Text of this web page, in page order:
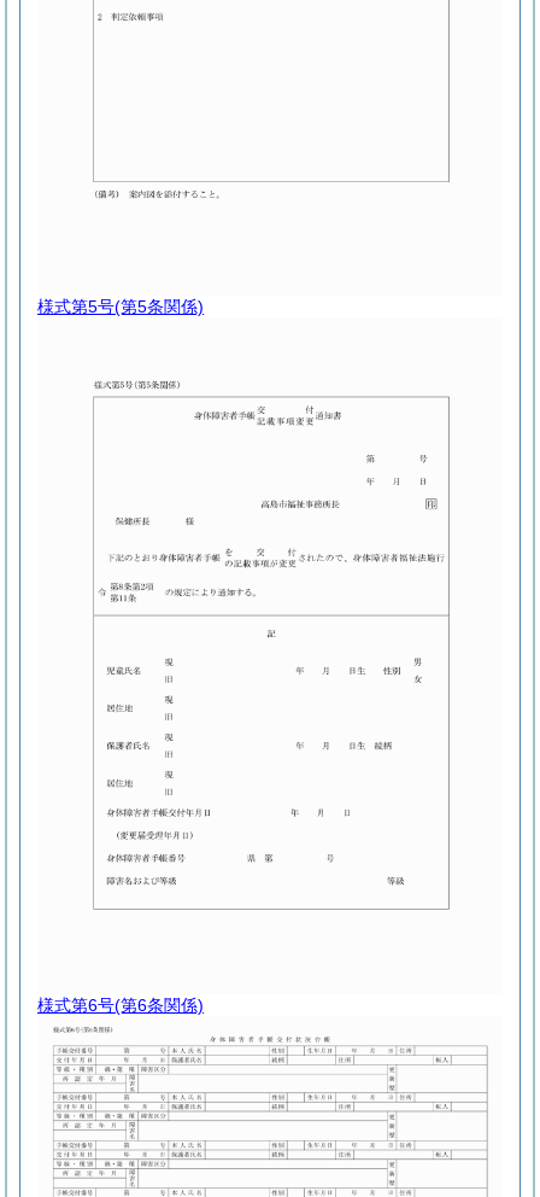
様式第5号(第5条関係)
様式第6号(第6条関係)